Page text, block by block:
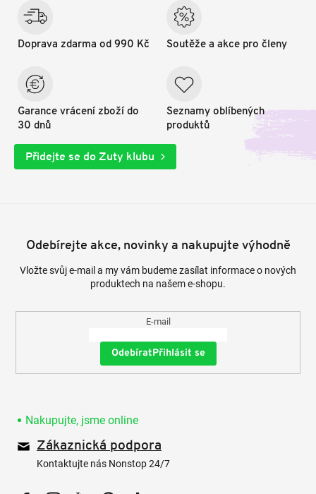
Doprava zdarma od 990 Kč
Garance vrácení zboží do
30 dnů
Soutěže a akce pro členy
Seznamy oblíbených
produktů
Přidejte se do Zuty klubu
Odebírejte akce, novinky a nakupujte výhodně
Vložte svůj e-mail a my vám budeme zasílat informace o nových
produktech na našem e-shopu.
E-mail
Přihlásit se
Nakupujte, jsme online
Zákaznická podpora
Kontaktujte nás Nonstop 24/7